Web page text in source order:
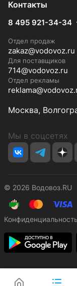
Контакты
8 495 921-34-34
Отдел продаж
zakaz@vodovoz.ru
Для поставщиков
714@vodovoz.ru
Отдел рекламы
Москва,
Мы в соцсетях
© 2026 Водовоз.RU
Конфиденциальность